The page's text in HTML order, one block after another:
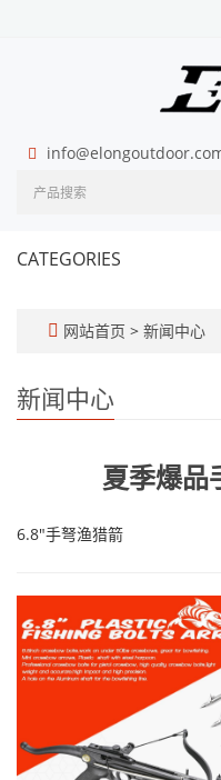
CATEGORIES
网站首页 > 新闻中心
新闻中心
夏季爆品
6.8"手弩渔猎箭